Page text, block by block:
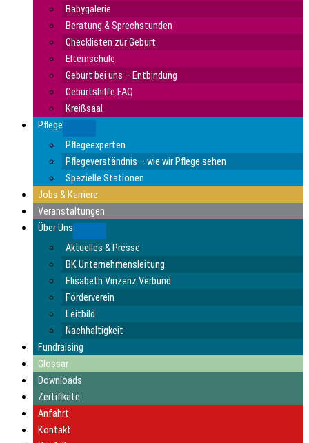
Babygalerie
Beratung & Sprechstunden
Checklisten zur Geburt
Elternschule
Geburt bei uns – Entbindung
Geburtshilfe FAQ
Kreißsaal
Pflege
Pflegeexperten
Pflegeverständnis – wie wir Pflege sehen
Spezielle Stationen
Jobs & Karriere
Veranstaltungen
Über Uns
Aktuelles & Presse
BK Unternehmensleitung
Elisabeth Vinzenz Verbund
Förderverein
Leitbild
Nachhaltigkeit
Fundraising
Glossar
Downloads
Zertifikate
Anfahrt
Kontakt